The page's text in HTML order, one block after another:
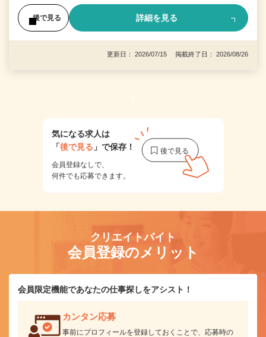
後で見る 詳細を見る
更新日： 2026/07/15 掲載終了日： 2026/08/26
1
気になる求人は
「後で見る 」で保存！
会員登録なしで、
何件でも応募できます。
クリエイトバイト
会員登録のメリット
会員限定機能であなたの仕事探しをアシスト！
カンタン応募
事前にプロフィールを登録しておくことで、応募時の